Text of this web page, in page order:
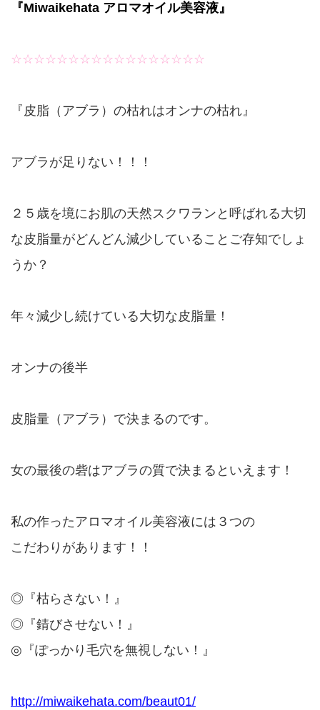
『Miwaikehata アロマオイル美容液』
☆☆☆☆☆☆☆☆☆☆☆☆☆☆☆☆☆
『皮脂（アブラ）の枯れはオンナの枯れ』
アブラが足りない！！！
２５歳を境にお肌の天然スクワランと呼ばれる大切
な皮脂量がどんどん減少していることご存知でしょ
うか？
年々減少し続けている大切な皮脂量！
オンナの後半
皮脂量（アブラ）で決まるのです。
女の最後の砦はアブラの質で決まるといえます！
私の作ったアロマオイル美容液には３つの
こだわりがあります！！
◎『枯らさない！』
◎『錆びさせない！』
◎『ぽっかり毛穴を無視しない！』
http://miwaikehata.com/beaut01/